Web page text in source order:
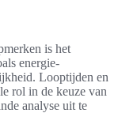
is het
energie-
Looptijden en
rol in de keuze van
analyse uit te